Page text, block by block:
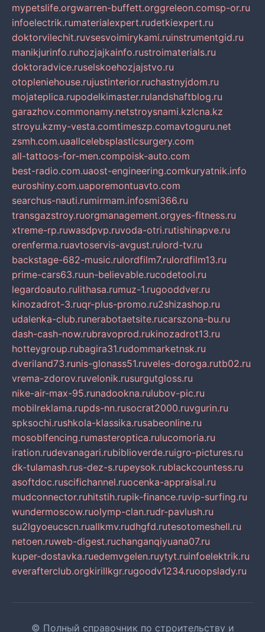
mypetslife.orgwarren-buffett.orggreleon.comsp-or.ru
infoelectrik.rumaterialexpert.rudetkiexpert.ru
doktorvilechit.ruvsesvoimirykami.ruinstrumentgid.ru
manikjurinfo.ruhozjajkainfo.rustroimaterials.ru
doktoradvice.ruselskoehozjajstvo.ru
otopleniehouse.rujustinterior.ruchastnyjdom.ru
mojateplica.rupodelkimaster.rulandshaftblog.ru
garazhov.commonamy.netstroysnami.kzlcna.kz
stroyu.kzmy-vesta.comtimeszp.comavtoguru.net
zsmh.com.uaallcelebsplasticsurgery.com
all-tattoos-for-men.compoisk-auto.com
best-radio.com.uaost-engineering.comkuryatnik.info
euroshiny.com.uaporemontuavto.com
searchus-nauti.rumirmam.infosmi366.ru
transgazstroy.ruorgmanagement.orgyes-fitness.ru
xtreme-rp.ruwasdpvp.ruvoda-otri.rutishinapve.ru
orenferma.ruavtoservis-avgust.rulord-tv.ru
backstage-682-music.rulordfilm7.rulordfilm13.ru
prime-cars63.ruun-believable.rucodetool.ru
legardoauto.rulithasa.rumuz-1.rugooddver.ru
kinozadrot-3.ruqr-plus-promo.ru2shizashop.ru
udalenka-club.runerabotaetsite.rucarszona-bu.ru
dash-cash-now.rubravoprod.rukinozadrot13.ru
hotteygroup.rubagira31.rudommarketnsk.ru
dveriland73.runis-glonass51.ruveles-doroga.rutb02.ru
vrema-zdorov.ruvelonik.rusurgutgloss.ru
nike-air-max-95.runadookna.rulubov-pic.ru
mobilreklama.rupds-nn.rusocrat2000.ruvgurin.ru
spksochi.rushkola-klassika.rusabeonline.ru
mosoblfencing.rumasteroptica.rulucomoria.ru
iration.rudevanagari.rubiblioverde.ruigro-pictures.ru
dk-tulamash.rus-dez-s.rupeysok.rublackcountess.ru
asoftdoc.ruscifichannel.ruocenka-appraisal.ru
mudconnector.ruhitstih.rupik-finance.ruvip-surfing.ru
wundermoscow.ruolymp-clan.rudr-pavlush.ru
su2lgyoeucscn.ruallkmv.rudhgfd.rutesotomeshell.ru
netoen.ruweb-digest.ruchanganqiyuana07.ru
kuper-dostavka.ruedemvgelen.ruytyt.ruinfoelektrik.ru
everafterclub.orgkirillkgr.rugoodv1234.ruoopslady.ru
© Полный справочник по строительству и